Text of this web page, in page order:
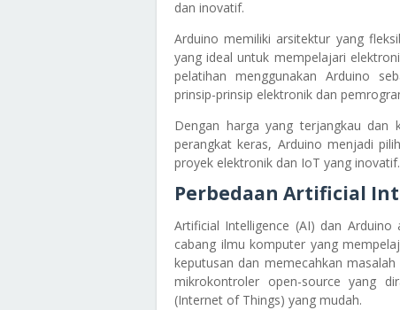
dan inovatif.
Arduino memiliki arsitektur yang
yang ideal untuk mempelajari
pelatihan menggunakan Arduino
prinsip-prinsip elektronik dan
Dengan harga yang terjangkau dan
perangkat keras, Arduino menjadi
proyek elektronik dan IoT yang inovatif.
Perbedaan Artificial
Artificial Intelligence (AI) dan
cabang ilmu komputer yang
keputusan dan memecahkan
mikrokontroler open-source yang
(Internet of Things) yang mudah.